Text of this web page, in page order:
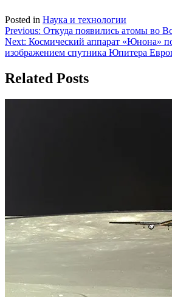
Posted in Наука и технологии
Навигация
по
Previous: Откуда появились атомы во
Next: Космический аппарат «Юнона»
изображением спутника Юпитера
Related Posts